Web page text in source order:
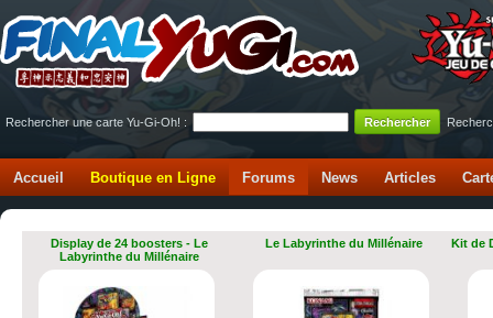
Rechercher une carte Yu-Gi-Oh! :
Accueil Boutique en Ligne Forums News Articles
Display de 24 boosters - Le
Labyrinthe du Millénaire
Le Labyrinthe du Millénaire Kit de